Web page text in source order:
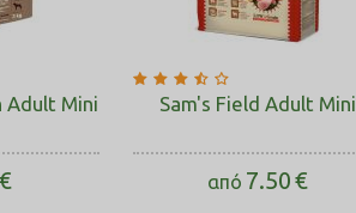
Adult Mini
€
Sam's Field Adult Mini
από 7.50€